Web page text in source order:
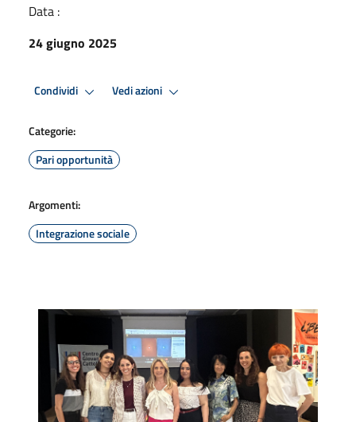
Data :
24 giugno 2025
Condividi Vedi azioni
Categorie:
Pari opportunità
Argomenti:
Integrazione sociale